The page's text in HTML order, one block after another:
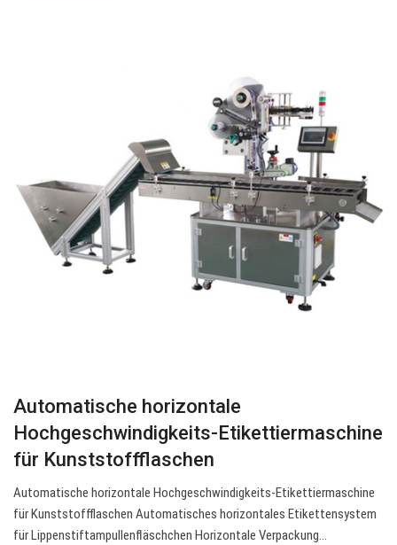
Automatische horizontale
Hochgeschwindigkeits-Etikettiermaschine
für Kunststoffflaschen
Automatische horizontale Hochgeschwindigkeits-Etikettiermaschine
für Kunststoffflaschen Automatisches horizontales Etikettensystem
für Lippenstiftampullenfläschchen Horizontale Verpackung…